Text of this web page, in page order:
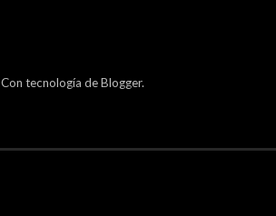
Con tecnología deBlogger.